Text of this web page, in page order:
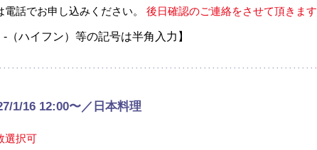
話でお申し込みください。 後日確認のご連絡をさせて頂きま
ハイフン）等の記号は半角入力】
1/16 12:00〜／日本料理
選択可